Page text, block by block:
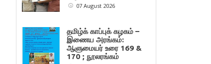
07 August 2026
தமிழ்க் காப்புக் கழகம் –
இணைய அரங்கம்:
ஆளுமையர் உரை 169 &
170 ; நூலரங்கம்